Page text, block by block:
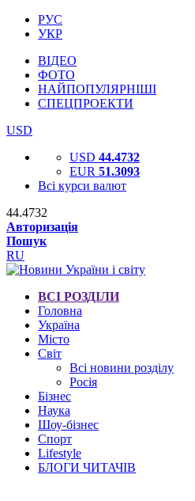
РУС
УКР
ВІДЕО
ФОТО
НАЙПОПУЛЯРНІШІ
СПЕЦПРОЕКТИ
USD
USD 44.4732
EUR 51.3093
Всі курси валют
44.4732
Авторизація
Пошук
RU
ВСІ РОЗДІЛИ
Головна
Україна
Місто
Світ
Всі новини розділу
Росія
Бізнес
Наука
Шоу-бізнес
Спорт
Lifestyle
БЛОГИ ЧИТАЧІВ